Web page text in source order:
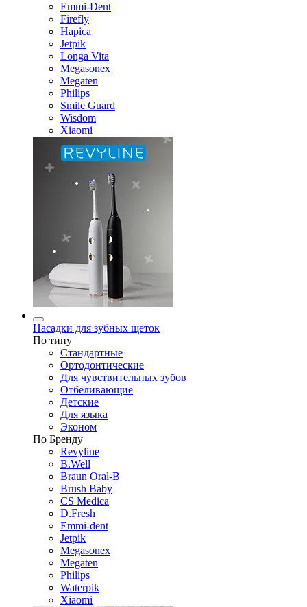
Emmi-Dent
Firefly
Hapica
Jetpik
Longa Vita
Megasonex
Megaten
Philips
Smile Guard
Wisdom
Xiaomi
Насадки для зубных щеток
По типу
Стандартные
Ортодонтические
Для чувствительных зубов
Отбеливающие
Детские
Для языка
Эконом
По Бренду
Revyline
B.Well
Braun Oral-B
Brush Baby
CS Medica
D.Fresh
Emmi-dent
Jetpik
Megasonex
Megaten
Philips
Waterpik
Xiaomi